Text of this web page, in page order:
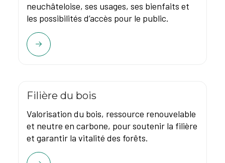
neuchâteloise, ses usages, ses bienfaits et
les possibilités d’accès pour le public.
Filière du bois
Valorisation du bois, ressource renouvelable
et neutre en carbone, pour soutenir la filière
et garantir la vitalité des forêts.